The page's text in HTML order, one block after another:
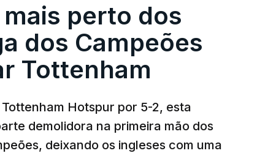
perto dos
dos Campeões
Tottenham
Hotspur por 5-2, esta
demolidora na primeira mão dos
deixando os ingleses com uma